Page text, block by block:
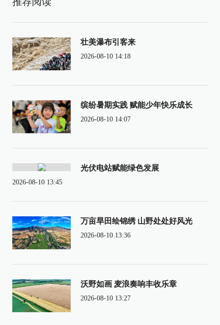
壮美瀑布引客来
2026-08-10 14:18
缤纷暑期实践 赋能少年快乐成长
2026-08-10 14:07
光伏电站赋能绿色发展
2026-08-10 13:45
万亩旱田绘锦绣 山野处处好风光
2026-08-10 13:36
沃野如画 麦浪奏响丰收乐章
2026-08-10 13:27